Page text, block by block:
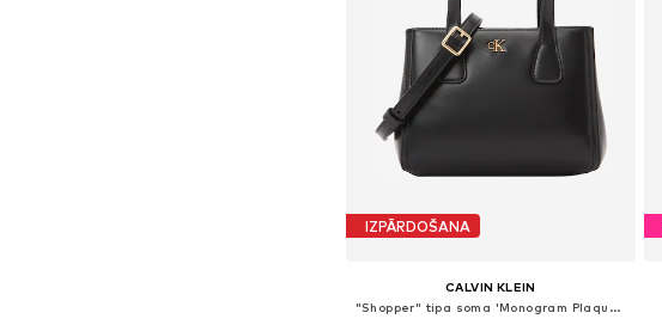
IZPĀRDOŠANA
CALVIN KLEIN
"Shopper" tipa soma 'Monogram Plaque Tote'